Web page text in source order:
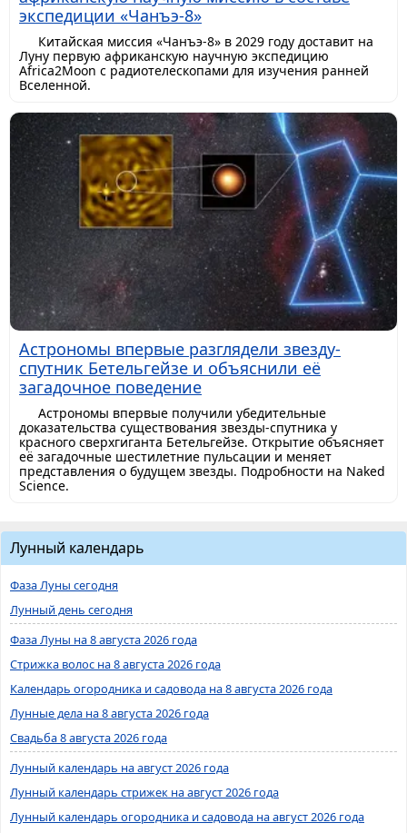
экспедиции «Чанъэ-8»
Китайская миссия «Чанъэ-8» в 2029 году доставит на
Луну первую африканскую научную экспедицию
Africa2Moon с радиотелескопами для изучения ранней
Вселенной.
Астрономы впервые разглядели звезду-
спутник Бетельгейзе и объяснили её
загадочное поведение
Астрономы впервые получили убедительные
доказательства существования звезды-спутника у
красного сверхгиганта Бетельгейзе. Открытие объясняет
её загадочные шестилетние пульсации и меняет
представления о будущем звезды. Подробности на Naked
Science.
Лунный календарь
Фаза Луны сегодня
Лунный день сегодня
Фаза Луны на 8 августа 2026 года
Стрижка волос на 8 августа 2026 года
Календарь огородника и садовода на 8 августа 2026 года
Лунные дела на 8 августа 2026 года
Свадьба 8 августа 2026 года
Лунный календарь на август 2026 года
Лунный календарь стрижек на август 2026 года
Лунный календарь огородника и садовода на август 2026 года